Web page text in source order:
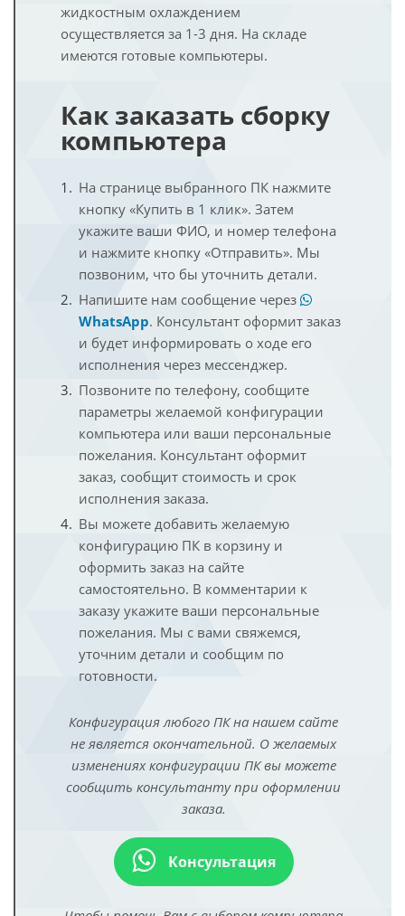
жидкостным охлаждением
осуществляется за 1-3 дня. На складе
имеются готовые компьютеры.
Как заказать сборку
компьютера
На странице выбранного ПК нажмите
кнопку «Купить в 1 клик». Затем
укажите ваши ФИО, и номер телефона
и нажмите кнопку «Отправить». Мы
позвоним, что бы уточнить детали.
Напишите нам сообщение через
WhatsApp. Консультант оформит заказ
и будет информировать о ходе его
исполнения через мессенджер.
Позвоните по телефону, сообщите
параметры желаемой конфигурации
компьютера или ваши персональные
пожелания. Консультант оформит
заказ, сообщит стоимость и срок
исполнения заказа.
Вы можете добавить желаемую
конфигурацию ПК в корзину и
оформить заказ на сайте
самостоятельно. В комментарии к
заказу укажите ваши персональные
пожелания. Мы с вами свяжемся,
уточним детали и сообщим по
готовности.
Конфигурация любого ПК на нашем сайте
не является окончательной. О желаемых
изменениях конфигурации ПК вы можете
сообщить консультанту при оформлении
заказа.
Консультация